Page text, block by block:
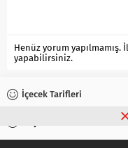
Henüz yorum yapılmamış.
yapabilirsiniz.
İçecek Tarifleri